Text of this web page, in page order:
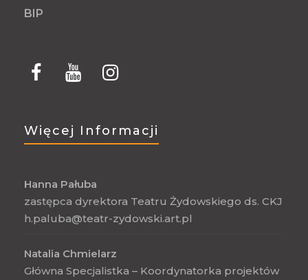
BIP
Więcej Informacji
Hanna Pałuba
zastępca dyrektora Teatru Żydowskiego ds. CKJ
h.paluba@teatr-zydowski.art.pl
Natalia Chmielarz
Główna Specjalistka – Koordynatorka projektów